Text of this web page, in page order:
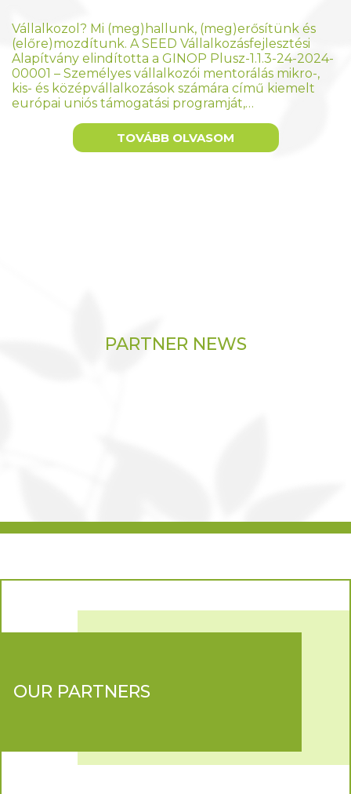
Vállalkozol? Mi (meg)hallunk, (meg)erősítünk és
(előre)mozdítunk. A SEED Vállalkozásfejlesztési
Alapítvány elindította a GINOP Plusz-1.1.3-24-2024-
00001 – Személyes vállalkozói mentorálás mikro-,
kis- és középvállalkozások számára című kiemelt
európai uniós támogatási programját,…
TOVÁBB OLVASOM
PARTNER NEWS
OUR PARTNERS